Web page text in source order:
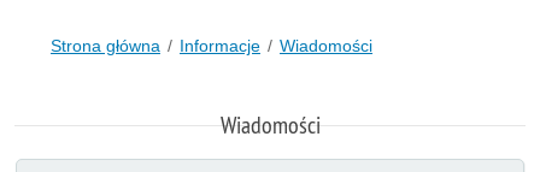
Strona główna Informacje Wiadomości
Wiadomości